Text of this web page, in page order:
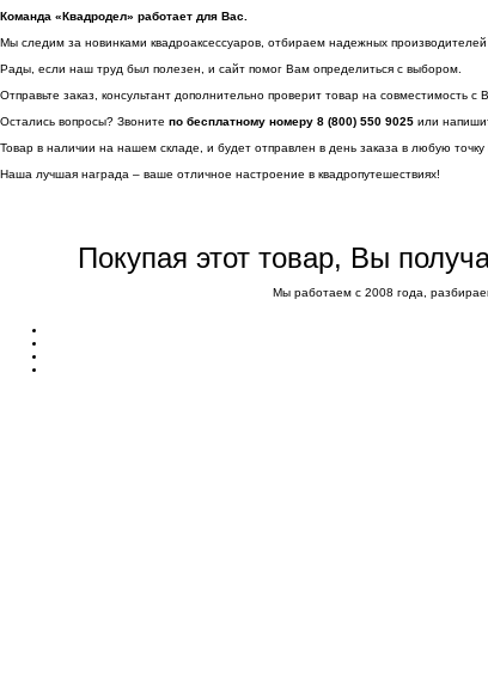
Команда «Квадродел» работает для Вас.
Мы следим за новинками квадроаксессуаров, отбираем надежных
Рады, если наш труд был полезен, и сайт помог Вам определиться с выбором.
Отправьте заказ, консультант дополнительно проверит товар на
Остались вопросы? Звоните по бесплатному номеру 8 (800) 550 9025 или
Товар в наличии на нашем складе, и будет отправлен в день заказа в любую
Наша лучшая награда – ваше отличное настроение в квадропутешествиях!
Покупая этот товар, Вы
Мы работаем с 2008 года,